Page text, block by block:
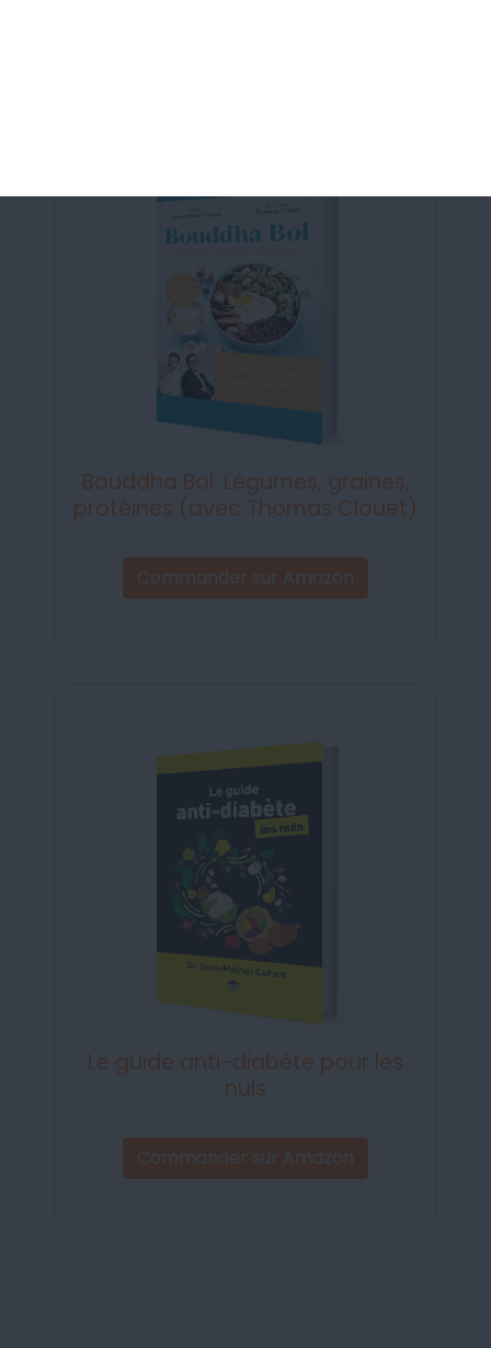
Bouddha Bol: Légumes, graines,
protéines (avec Thomas Clouet)
Commander sur Amazon
Le guide anti-diabète pour les
nuls
Commander sur Amazon